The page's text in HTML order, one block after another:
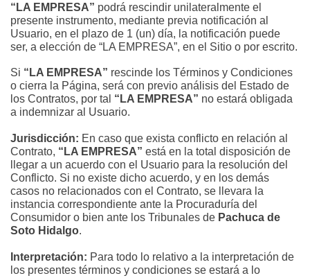
“LA EMPRESA” podrá rescindir unilateralmente el
presente instrumento, mediante previa notificación al
Usuario, en el plazo de 1 (un) día, la notificación puede
ser, a elección de “LA EMPRESA”, en el Sitio o por escrito.
Si “LA EMPRESA” rescinde los Términos y Condiciones
o cierra la Página, será con previo análisis del Estado de
los Contratos, por tal “LA EMPRESA” no estará obligada
a indemnizar al Usuario.
Jurisdicción: En caso que exista conflicto en relación al
Contrato, “LA EMPRESA” está en la total disposición de
llegar a un acuerdo con el Usuario para la resolución del
Conflicto. Si no existe dicho acuerdo, y en los demás
casos no relacionados con el Contrato, se llevara la
instancia correspondiente ante la Procuraduría del
Consumidor o bien ante los Tribunales de Pachuca de
Soto Hidalgo.
Interpretación: Para todo lo relativo a la interpretación de
los presentes términos y condiciones se estará a lo